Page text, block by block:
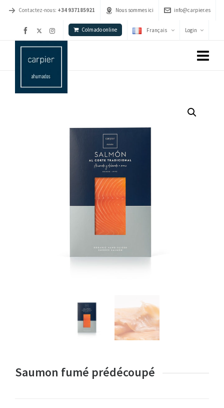
Contactez-nous: +34 937185921 Nous sommes ici info@carpier.es
Colmado online Français Login
Saumon fumé prédécoupé